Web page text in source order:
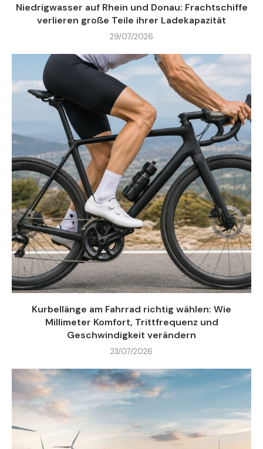
Niedrigwasser auf Rhein und Donau: Frachtschiffe
verlieren große Teile ihrer Ladekapazität
29/07/2026
Kurbellänge am Fahrrad richtig wählen: Wie
Millimeter Komfort, Trittfrequenz und
Geschwindigkeit verändern
23/07/2026